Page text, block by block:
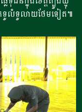
តែទូលំទូលាយថែមទៀត៕